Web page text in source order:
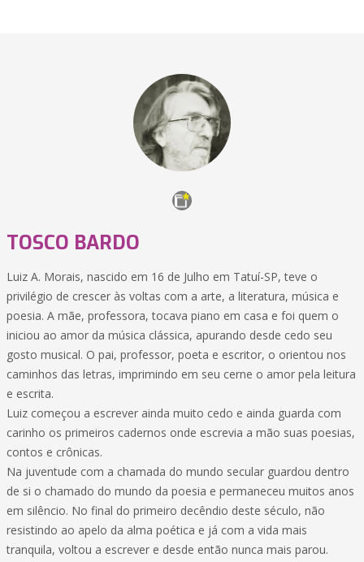
TOSCO BARDO
Luiz A. Morais, nascido em 16 de Julho em Tatuí-SP, teve o
privilégio de crescer às voltas com a arte, a literatura, música e
poesia. A mãe, professora, tocava piano em casa e foi quem o
iniciou ao amor da música clássica, apurando desde cedo seu
gosto musical. O pai, professor, poeta e escritor, o orientou nos
caminhos das letras, imprimindo em seu cerne o amor pela leitura
e escrita.
Luiz começou a escrever ainda muito cedo e ainda guarda com
carinho os primeiros cadernos onde escrevia a mão suas poesias,
contos e crônicas.
Na juventude com a chamada do mundo secular guardou dentro
de si o chamado do mundo da poesia e permaneceu muitos anos
em silêncio. No final do primeiro decêndio deste século, não
resistindo ao apelo da alma poética e já com a vida mais
tranquila, voltou a escrever e desde então nunca mais parou.